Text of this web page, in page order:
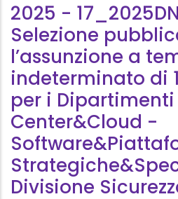
Software&Piattaforme - Azioni
La Divisione Sicurezza,
2025 -
Selezione
l’assunzione a
indeterminato di
per i
Center&Cloud -
Divisione